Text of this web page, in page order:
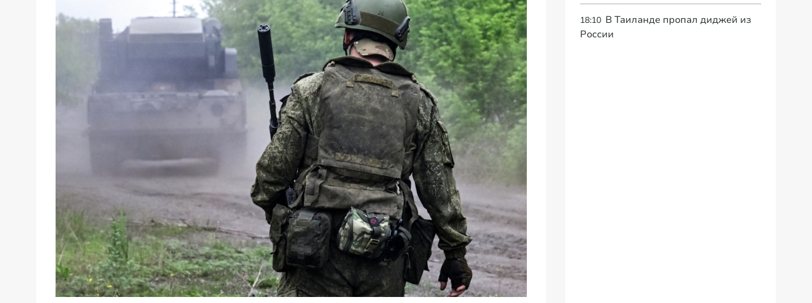
18:10 В Таиланде пропал диджей из
России